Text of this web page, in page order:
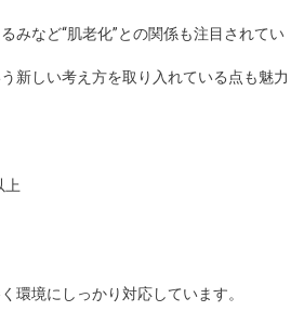
みなど“肌老化”との関係も注目されてい
新しい考え方を取り入れている点も魅力
上
環境にしっかり対応しています。